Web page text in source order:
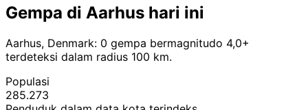
Gempa di Aarhus hari ini
Aarhus, Denmark: 0 gempa bermagnitudo 4,0+
terdeteksi dalam radius 100 km.
Populasi
285.273